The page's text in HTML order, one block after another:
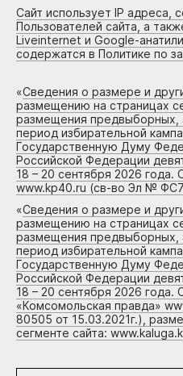
Сайт использует IP адреса,
Пользователей сайта, а
Liveinternet и Google-
содержатся в Политике по
«Сведения о размере и
размещению на страницах
размещения предвыборных,
период избирательной
Государственную Думу
Российской Федерации
18 – 20 сентября 2026 года.
www.kp40.ru (св-во Эл №
«Сведения о размере и
размещению на страницах
размещения предвыборных,
период избирательной
Государственную Думу
Российской Федерации
18 – 20 сентября 2026 года.
«Комсомольская правда»
80505 от 15.03.2021г.),
сегменте сайта: